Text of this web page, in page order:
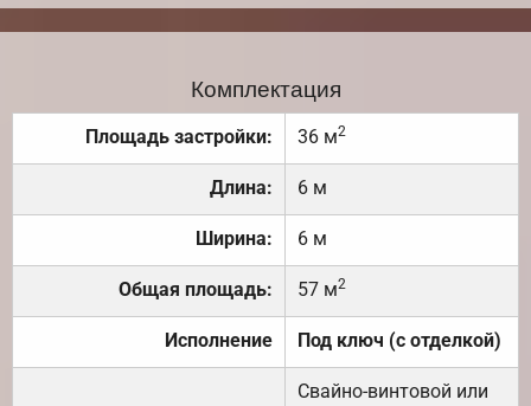
Комплектация
Площадь застройки: 36 м2
Длина: 6 м
Ширина: 6 м
Общая площадь: 57 м2
Исполнение Под ключ (с отделкой)
Свайно-винтовой или